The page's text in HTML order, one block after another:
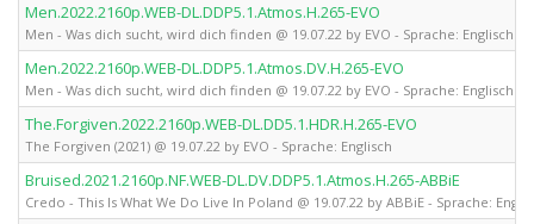
Men.2022.2160p.WEB-DL.DDP5.1.Atmos.H.265-EVO
Men - Was dich sucht, wird dich finden @ 19.07.22 by EVO - Sprache: Englisch
Men.2022.2160p.WEB-DL.DDP5.1.Atmos.DV.H.265-EVO
Men - Was dich sucht, wird dich finden @ 19.07.22 by EVO - Sprache: Englisch
The.Forgiven.2022.2160p.WEB-DL.DD5.1.HDR.H.265-EVO
The Forgiven (2021) @ 19.07.22 by EVO - Sprache: Englisch
Bruised.2021.2160p.NF.WEB-DL.DV.DDP5.1.Atmos.H.265-ABBiE
Credo - This Is What We Do Live In Poland @ 19.07.22 by ABBiE - Sprache: